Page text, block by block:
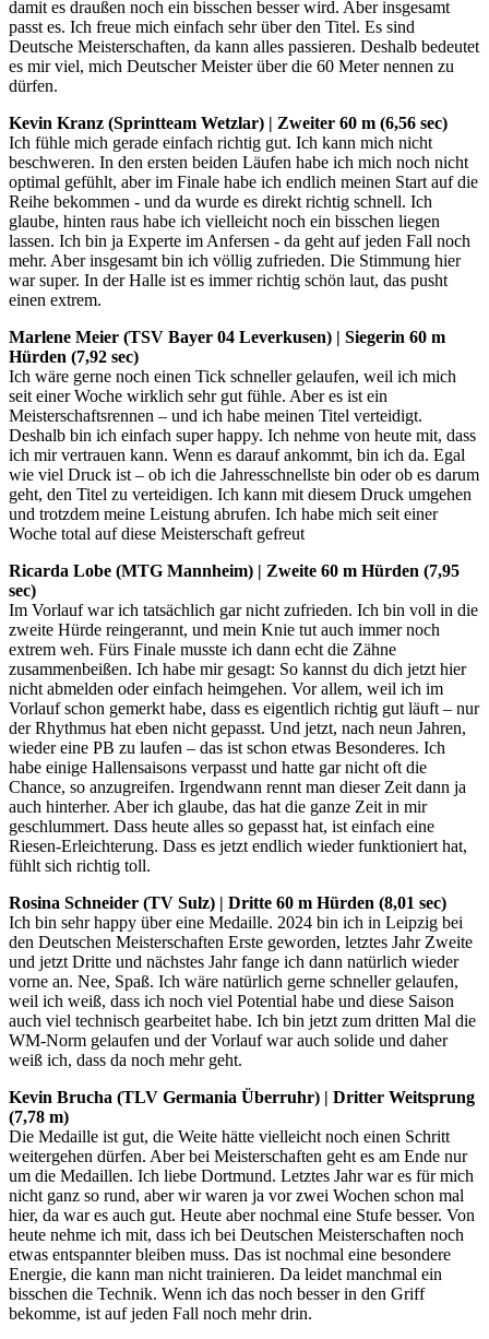
damit es draußen noch ein bisschen besser wird. Aber insgesamt
passt es. Ich freue mich einfach sehr über den Titel. Es sind
Deutsche Meisterschaften, da kann alles passieren. Deshalb bedeutet
es mir viel, mich Deutscher Meister über die 60 Meter nennen zu
dürfen.
Kevin Kranz (Sprintteam Wetzlar) | Zweiter 60 m (6,56 sec)
Ich fühle mich gerade einfach richtig gut. Ich kann mich nicht
beschweren. In den ersten beiden Läufen habe ich mich noch nicht
optimal gefühlt, aber im Finale habe ich endlich meinen Start auf die
Reihe bekommen - und da wurde es direkt richtig schnell. Ich
glaube, hinten raus habe ich vielleicht noch ein bisschen liegen
lassen. Ich bin ja Experte im Anfersen - da geht auf jeden Fall noch
mehr. Aber insgesamt bin ich völlig zufrieden. Die Stimmung hier
war super. In der Halle ist es immer richtig schön laut, das pusht
einen extrem.
Marlene Meier (TSV Bayer 04 Leverkusen) | Siegerin 60 m
Hürden (7,92 sec)
Ich wäre gerne noch einen Tick schneller gelaufen, weil ich mich
seit einer Woche wirklich sehr gut fühle. Aber es ist ein
Meisterschaftsrennen – und ich habe meinen Titel verteidigt.
Deshalb bin ich einfach super happy. Ich nehme von heute mit, dass
ich mir vertrauen kann. Wenn es darauf ankommt, bin ich da. Egal
wie viel Druck ist – ob ich die Jahresschnellste bin oder ob es darum
geht, den Titel zu verteidigen. Ich kann mit diesem Druck umgehen
und trotzdem meine Leistung abrufen. Ich habe mich seit einer
Woche total auf diese Meisterschaft gefreut
Ricarda Lobe (MTG Mannheim) | Zweite 60 m Hürden (7,95
sec)
Im Vorlauf war ich tatsächlich gar nicht zufrieden. Ich bin voll in die
zweite Hürde reingerannt, und mein Knie tut auch immer noch
extrem weh. Fürs Finale musste ich dann echt die Zähne
zusammenbeißen. Ich habe mir gesagt: So kannst du dich jetzt hier
nicht abmelden oder einfach heimgehen. Vor allem, weil ich im
Vorlauf schon gemerkt habe, dass es eigentlich richtig gut läuft – nur
der Rhythmus hat eben nicht gepasst. Und jetzt, nach neun Jahren,
wieder eine PB zu laufen – das ist schon etwas Besonderes. Ich
habe einige Hallensaisons verpasst und hatte gar nicht oft die
Chance, so anzugreifen. Irgendwann rennt man dieser Zeit dann ja
auch hinterher. Aber ich glaube, das hat die ganze Zeit in mir
geschlummert. Dass heute alles so gepasst hat, ist einfach eine
Riesen-Erleichterung. Dass es jetzt endlich wieder funktioniert hat,
fühlt sich richtig toll.
Rosina Schneider (TV Sulz) | Dritte 60 m Hürden (8,01 sec)
Ich bin sehr happy über eine Medaille. 2024 bin ich in Leipzig bei
den Deutschen Meisterschaften Erste geworden, letztes Jahr Zweite
und jetzt Dritte und nächstes Jahr fange ich dann natürlich wieder
vorne an. Nee, Spaß. Ich wäre natürlich gerne schneller gelaufen,
weil ich weiß, dass ich noch viel Potential habe und diese Saison
auch viel technisch gearbeitet habe. Ich bin jetzt zum dritten Mal die
WM-Norm gelaufen und der Vorlauf war auch solide und daher
weiß ich, dass da noch mehr geht.
Kevin Brucha (TLV Germania Überruhr) | Dritter Weitsprung
(7,78 m)
Die Medaille ist gut, die Weite hätte vielleicht noch einen Schritt
weitergehen dürfen. Aber bei Meisterschaften geht es am Ende nur
um die Medaillen. Ich liebe Dortmund. Letztes Jahr war es für mich
nicht ganz so rund, aber wir waren ja vor zwei Wochen schon mal
hier, da war es auch gut. Heute aber nochmal eine Stufe besser. Von
heute nehme ich mit, dass ich bei Deutschen Meisterschaften noch
etwas entspannter bleiben muss. Das ist nochmal eine besondere
Energie, die kann man nicht trainieren. Da leidet manchmal ein
bisschen die Technik. Wenn ich das noch besser in den Griff
bekomme, ist auf jeden Fall noch mehr drin.